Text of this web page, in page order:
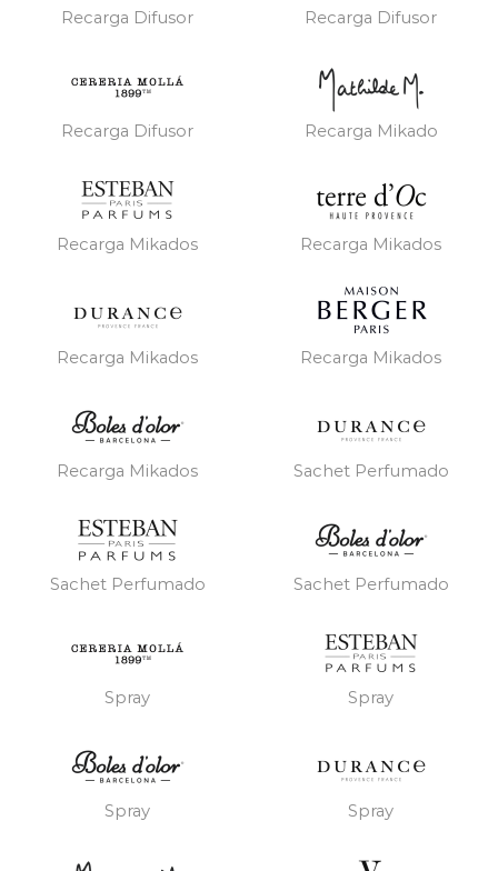
Recarga Difusor Recarga Difusor
Recarga Difusor Recarga Mikado
Recarga Mikados Recarga Mikados
Recarga Mikados Recarga Mikados
Recarga Mikados Sachet Perfumado
Sachet Perfumado Sachet Perfumado
Spray Spray
Spray Spray